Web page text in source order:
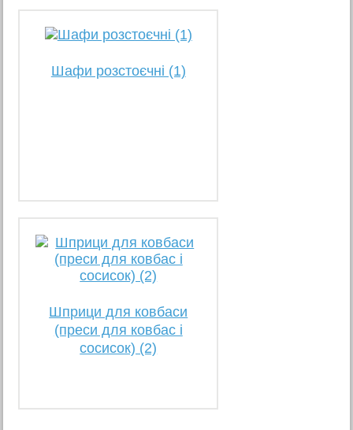
Шафи розстоєчні (1)
Шприци для ковбаси
(преси для ковбас і
сосисок) (2)